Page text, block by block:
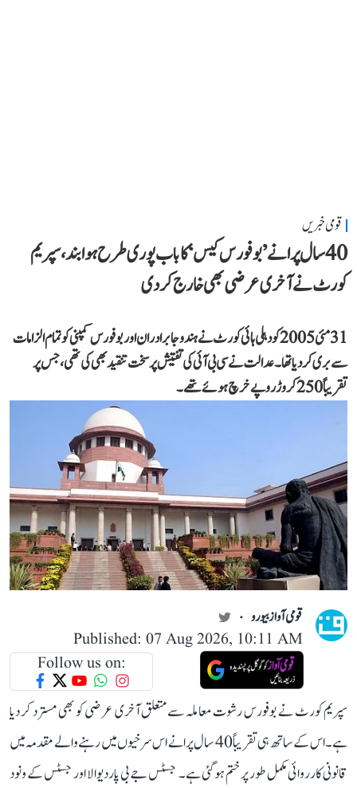
قومی خبریں
40 سال پرانے ’بوفورس کیس‘ کا باب پوری طرح ہوا بند، سپریم
کورٹ نے آخری عرضی بھی خارج کر دی
31 مئی 2005 کو دہلی ہائی کورٹ نے ہندوجا برادران اور بوفورس کمپنی کو تمام الزامات
سے بری کر دیا تھا۔ عدالت نے سی بی آئی کی تفتیش پر سخت تنقید بھی کی تھی، جس پر
تقریباً 250 کروڑ روپے خرچ ہوئے تھے۔
قومی آواز بیورو
Published: 07 Aug 2026, 10:11 AM
Follow us on:
سپریم کورٹ نے بوفورس رشوت معاملہ سے متعلق آخری عرضی کو بھی مسترد کر دیا
ہے۔ اس کے ساتھ ہی تقریباً 40 سال پرانے اس سرخیوں میں رہنے والے مقدمہ میں
قانونی کارروائی مکمل طور پر ختم ہو گئی ہے۔ جسٹس جے بی پاردیوالا اور جسٹس کے ونود